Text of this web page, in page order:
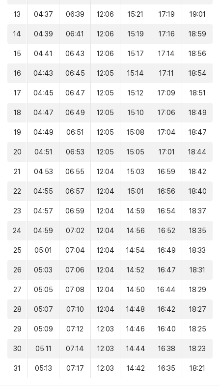
13 04:37 06:39 12:06 15:21 17:19 19:01
14 04:39 06:41 12:06 15:19 17:16 18:59
15 04:41 06:43 12:06 15:17 17:14 18:56
16 04:43 06:45 12:05 15:14 17:11 18:54
17 04:45 06:47 12:05 15:12 17:09 18:51
18 04:47 06:49 12:05 15:10 17:06 18:49
19 04:49 06:51 12:05 15:08 17:04 18:47
20 04:51 06:53 12:05 15:05 17:01 18:44
21 04:53 06:55 12:04 15:03 16:59 18:42
22 04:55 06:57 12:04 15:01 16:56 18:40
23 04:57 06:59 12:04 14:59 16:54 18:37
24 04:59 07:02 12:04 14:56 16:52 18:35
25 05:01 07:04 12:04 14:54 16:49 18:33
26 05:03 07:06 12:04 14:52 16:47 18:31
27 05:05 07:08 12:04 14:50 16:44 18:29
28 05:07 07:10 12:04 14:48 16:42 18:27
29 05:09 07:12 12:03 14:46 16:40 18:25
30 05:11 07:14 12:03 14:44 16:38 18:23
31 05:13 07:17 12:03 14:42 16:35 18:21